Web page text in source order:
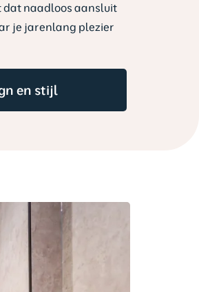
dat naadloos aansluit
je jarenlang plezier
en stijl